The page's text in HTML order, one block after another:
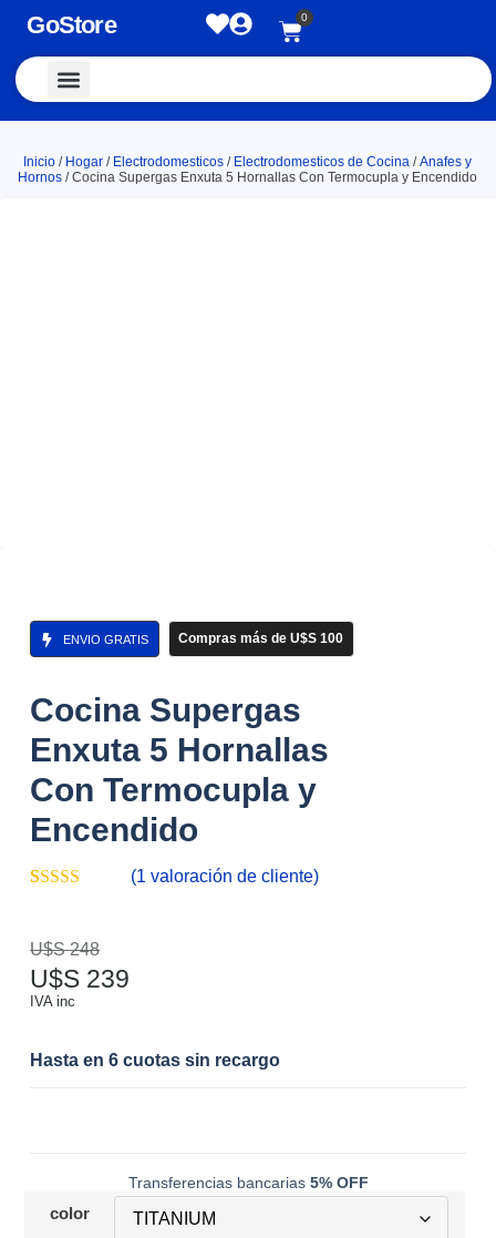
GoStore 0
Inicio / Hogar / Electrodomesticos / Electrodomesticos de Cocina /Anafes y
Hornos / Cocina Supergas Enxuta 5 Hornallas Con Termocupla y Encendido
ENVIO GRATIS Compras más de U$S 100
Cocina Supergas
Enxuta 5 Hornallas
Con Termocupla y
Encendido
base a
valoración de
un cliente
(1 valoración de cliente)
U$S248
U$S 239
IVA inc
Hasta en 6 cuotas sin recargo
Transferencias bancarias 5% OFF
color